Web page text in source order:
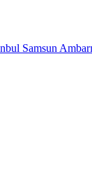
Samsun